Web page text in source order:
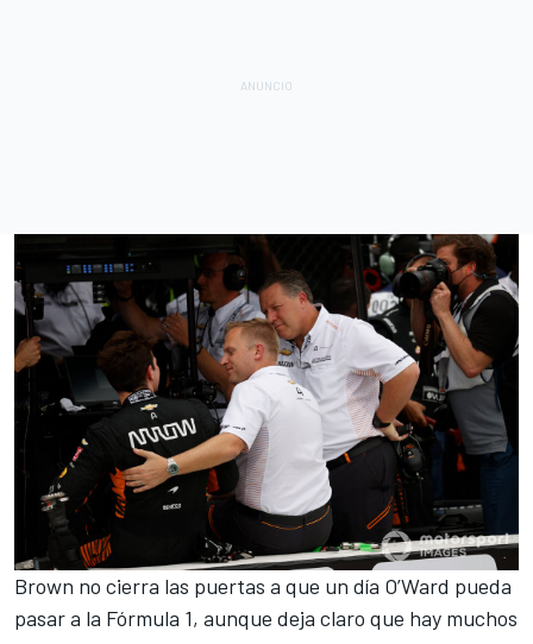
Brown no cierra las puertas a que un día O’Ward pueda
pasar a la Fórmula 1, aunque deja claro que hay muchos